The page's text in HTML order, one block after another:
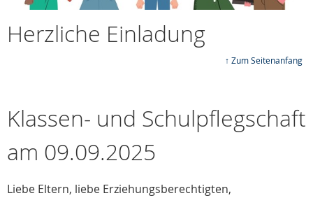
Herzliche Einladung
↑ Zum Seitenanfang
Klassen- und Schulpflegschaft
am 09.09.2025
Liebe Eltern, liebe Erziehungsberechtigten,